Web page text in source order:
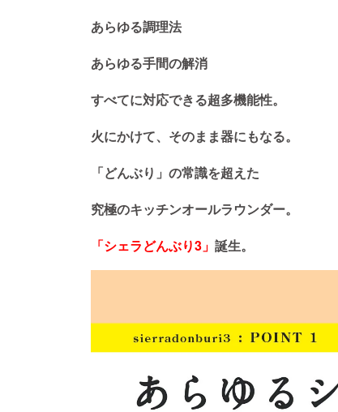
あらゆる調理法
あらゆる手間の解消
すべてに対応できる超多機能性。
火にかけて、そのまま器にもなる。
「どんぶり」の常識を超えた
究極のキッチンオールラウンダー。
「シェラどんぶり3」 誕生。